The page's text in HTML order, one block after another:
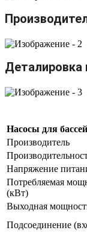
Деталировка
Насосы для
Производитель
Напряжение
Потребляемая
(кВт)
Выходная
Подсоединение